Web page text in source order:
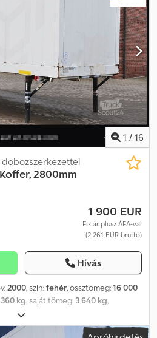
matrica – a tartály vizsgált és UVV
háló- és ponyvahorgok - 4 db
billenőcsapágy ST 52 - belső és
teljesen hegesztett,
és kívül 40 µm vastagságú alkid
µm vastagságú alkidgyanta
– festve. A tartozékokra
nélkül értendők! Változtatások,
jogát fenntartjuk!
1 / 16
2800mm
1 900 EUR
Fix ár plusz ÁFA-val
(2 261 EUR bruttó)
Hívás
2000, szín:fehér, össztömeg:16 000
kg, saját tömeg: 3 640 kg,
, rakodótér szélesség:
2 720 mm, első forgalomba